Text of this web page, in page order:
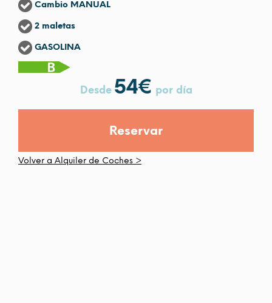
Cambio MANUAL
2 maletas
GASOLINA
Desde 54€ por día
Reservar
Volver a Alquiler de Coches >